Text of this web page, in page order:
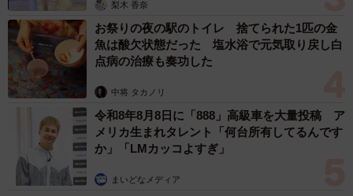
展示や飼育が生き物にとって最善であるかどうかについて
は、常に自問自答し、命を預かる立場としてより良い方法
を模索し続ける責任があると考えております。
梨木 香奈
お祭りの夜の駅のトイレ 捨てられた1匹の金
魚は酸欠状態だった 塩水浴で元気取り戻し白
点病の治療も奏功した
中将 タカノリ
令和8年8月8日に「888」高級車を大量投稿 ア
メリカ生まれタレント「何台所有してるんです
か」「LMカッコよすぎ」
まいどなメディア